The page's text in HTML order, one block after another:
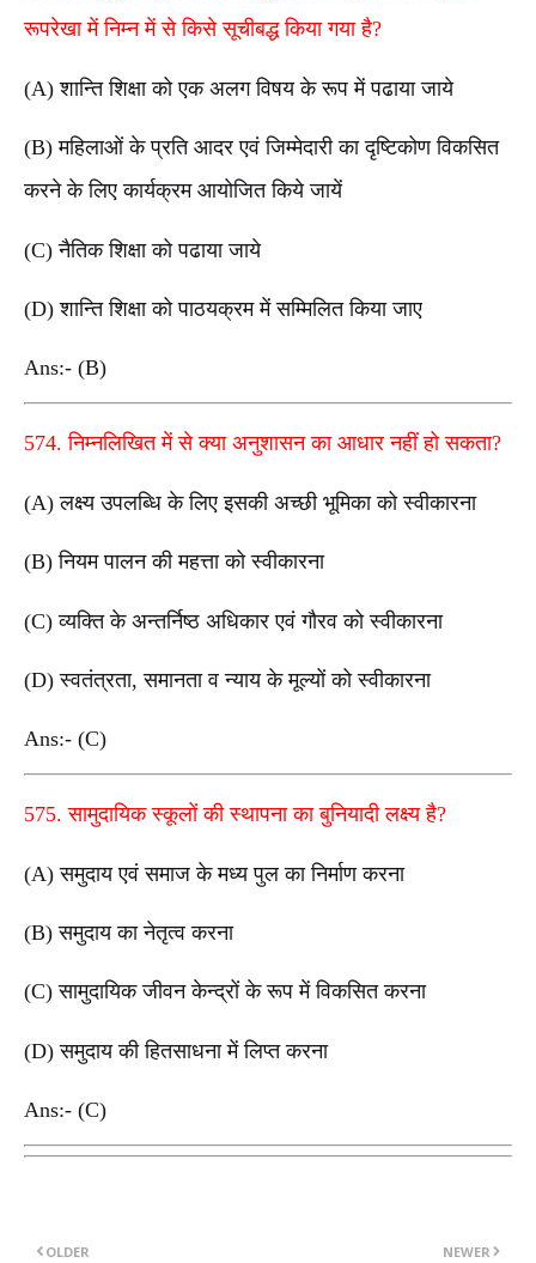
रूपरेखा में निम्न में से किसे सूचीबद्ध किया गया है?
(A) शान्ति शिक्षा को एक अलग विषय के रूप में पढाया जाये
(B) महिलाओं के प्रति आदर एवं जिम्मेदारी का दृष्टिकोण विकसित
करने के लिए कार्यक्रम आयोजित किये जायें
(C) नैतिक शिक्षा को पढाया जाये
(D) शान्ति शिक्षा को पाठयक्रम में सम्मिलित किया जाए
Ans:- (B)
574. निम्नलिखित में से क्या अनुशासन का आधार नहीं हो सकता?
(A) लक्ष्य उपलब्धि के लिए इसकी अच्छी भूमिका को स्वीकारना
(B) नियम पालन की महत्ता को स्वीकारना
(C) व्यक्ति के अन्तर्निष्ठ अधिकार एवं गौरव को स्वीकारना
(D) स्वतंत्रता, समानता व न्याय के मूल्यों को स्वीकारना
Ans:- (C)
575. सामुदायिक स्कूलों की स्थापना का बुनियादी लक्ष्य है?
(A) समुदाय एवं समाज के मध्य पुल का निर्माण करना
(B) समुदाय का नेतृत्व करना
(C) सामुदायिक जीवन केन्द्रों के रूप में विकसित करना
(D) समुदाय की हितसाधना में लिप्त करना
Ans:- (C)
NEWER
OLDER